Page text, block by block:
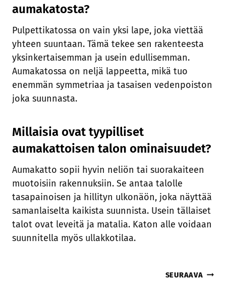
aumakatosta?
Pulpettikatossa on vain yksi lape, joka viettää
yhteen suuntaan. Tämä tekee sen rakenteesta
yksinkertaisemman ja usein edullisemman.
Aumakatossa on neljä lappeetta, mikä tuo
enemmän symmetriaa ja tasaisen vedenpoiston
joka suunnasta.
Millaisia ovat tyypilliset
aumakattoisen talon ominaisuudet?
Aumakatto sopii hyvin neliön tai suorakaiteen
muotoisiin rakennuksiin. Se antaa talolle
tasapainoisen ja hillityn ulkonäön, joka näyttää
samanlaiselta kaikista suunnista. Usein tällaiset
talot ovat leveitä ja matalia. Katon alle voidaan
suunnitella myös ullakkotilaa.
SEURAAVA